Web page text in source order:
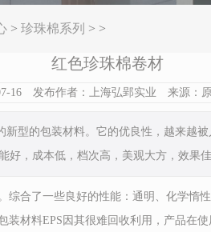
> 珍珠棉系列 > >
红色珍珠棉卷材
16 发布作者：上海弘郢实业 来源：
型的包装材料。它的优良性，越来越
，成本低，档次高，美观大方，效果佳
合了一些良好的性能：通明、化学惰
材料EPS因其很难回收利用，产品在